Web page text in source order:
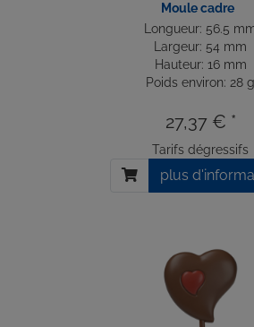
Moule cadre
Longueur: 56.5
Largeur: 54 mm
Hauteur: 16 mm
Poids environ: 28 g
27,37 € *
Tarifs dégressifs
plus